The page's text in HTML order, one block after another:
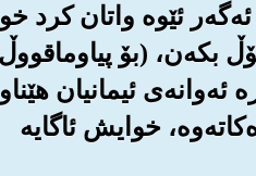
ئێوه واتان کرد خوا
بکه‌ن، (بۆ پیاوماقووڵ
ئیمانیان
خوایش ئاگایه